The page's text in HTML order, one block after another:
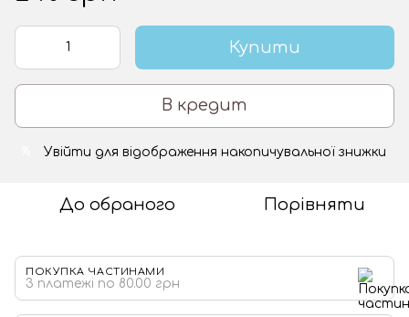
Купити
В кредит
Увійти для відображення накопичувальної знижки
До обраного Порівняти
ПОКУПКА ЧАСТИНАМИ
3 платежі по 80.00 грн